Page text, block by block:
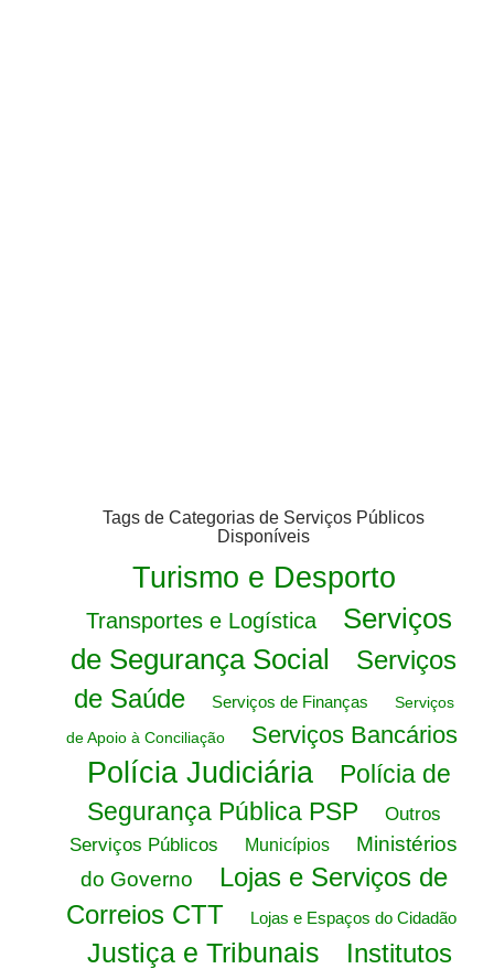
Tags de Categorias de Serviços Públicos
Disponíveis
Turismo e Desporto
Transportes e Logística
Serviços
de Segurança Social
Serviços
de Saúde
Serviços de Finanças
Serviços
de Apoio à Conciliação
Serviços Bancários
Polícia Judiciária
Polícia de
Segurança Pública PSP
Outros
Serviços Públicos
Municípios
Ministérios
do Governo
Lojas e Serviços de
Correios CTT
Lojas e Espaços do Cidadão
Justiça e Tribunais
Institutos